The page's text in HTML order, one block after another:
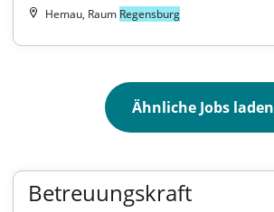
Hemau, Raum Regensburg
Ähnliche Jobs laden
Betreuungskraft